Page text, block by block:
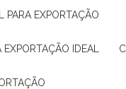
PARA EXPORTAÇÃO
IDEAL